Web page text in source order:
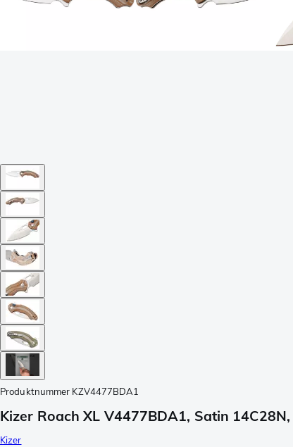
Produktnummer KZV4477BDA1
Kizer Roach XL V4477BDA1, Satin
Kizer